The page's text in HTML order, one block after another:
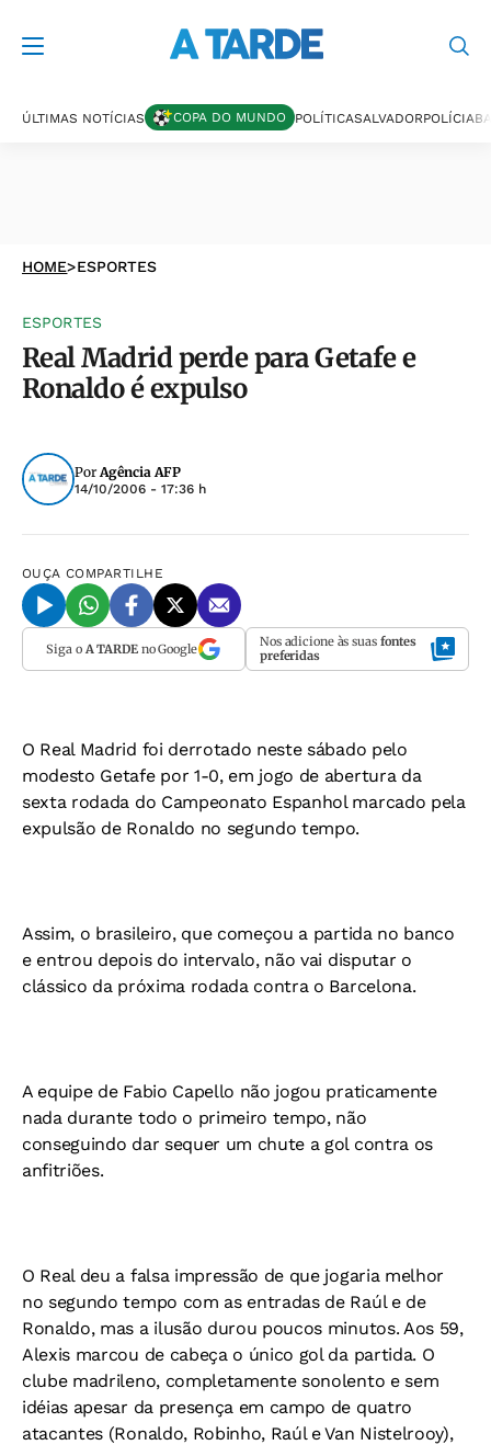
ÚLTIMAS NOTÍCIAS COPA DO MUNDO POLÍTICASALVADORPOLÍCIA
HOME>ESPORTES
ESPORTES
Real Madrid perde para Getafe e
Ronaldo é expulso
PorAgência AFP
14/10/2006 - 17:36 h
OUÇA COMPARTILHE
Siga o A TARDEno Google Nos adicione às suas fontes
preferidas
O Real Madrid foi derrotado neste sábado pelo
modesto Getafe por 1-0, em jogo de abertura da
sexta rodada do Campeonato Espanhol marcado pela
expulsão de Ronaldo no segundo tempo.
Assim, o brasileiro, que começou a partida no banco
e entrou depois do intervalo, não vai disputar o
clássico da próxima rodada contra o Barcelona.
A equipe de Fabio Capello não jogou praticamente
nada durante todo o primeiro tempo, não
conseguindo dar sequer um chute a gol contra os
anfitriões.
O Real deu a falsa impressão de que jogaria melhor
no segundo tempo com as entradas de Raúl e de
Ronaldo, mas a ilusão durou poucos minutos. Aos 59,
Alexis marcou de cabeça o único gol da partida. O
clube madrileno, completamente sonolento e sem
idéias apesar da presença em campo de quatro
atacantes (Ronaldo, Robinho, Raúl e Van Nistelrooy),